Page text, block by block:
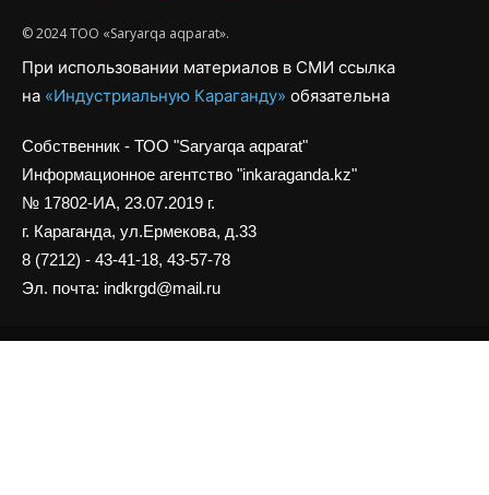
© 2024 ТОО «Saryarqa aqparat».
При использовании материалов в СМИ ссылка
на «Индустриальную Караганду» обязательна
Собственник - ТОО "Saryarqa aqparat"
Информационное агентство "inkaraganda.kz"
№ 17802-ИА, 23.07.2019 г.
г. Караганда, ул.Ермекова, д.33
8 (7212) - 43-41-18, 43-57-78
Эл. почта: indkrgd@mail.ru